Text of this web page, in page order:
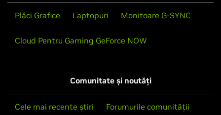
Plăci Grafice Laptopuri Monitoare G-SYNC
Cloud Pentru Gaming GeForce NOW
Comunitate și noutăți
Cele mai recente știri Forumurile comunității